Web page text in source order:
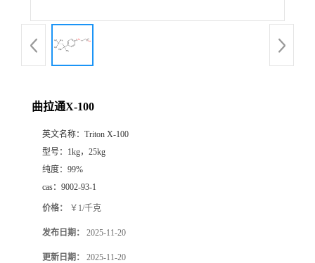
曲拉通X-100
英文名称： Triton X-100
型号： 1kg，25kg
纯度： 99%
cas： 9002-93-1
价格： ￥1/千克
发布日期： 2025-11-20
更新日期： 2025-11-20